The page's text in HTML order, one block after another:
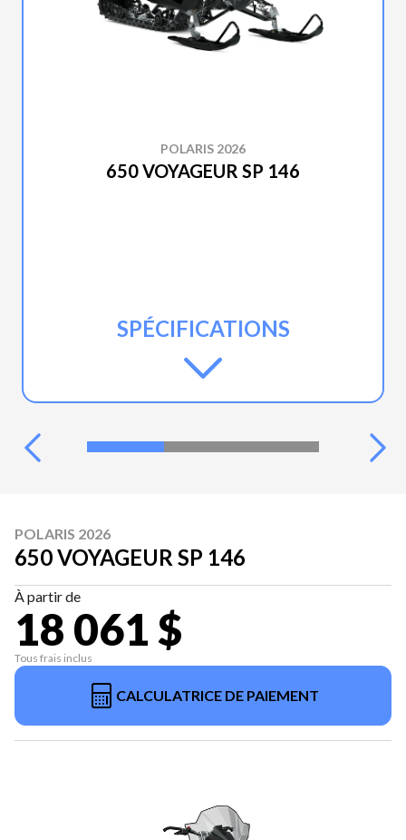
POLARIS 2026
650 VOYAGEUR SP 146
SPÉCIFICATIONS
POLARIS 2026
650 VOYAGEUR SP 146
À partir de
18 061 $
Tous frais inclus
CALCULATRICE DE PAIEMENT